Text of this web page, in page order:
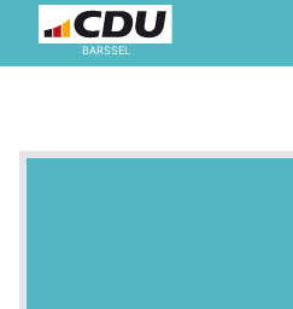
BARSSEL